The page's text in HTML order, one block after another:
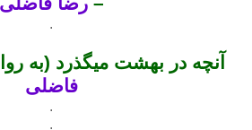
.
آنچه در بهشت میگذرد (به
فاضلی
.
.